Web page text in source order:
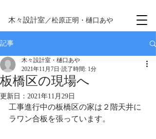
木々設計室 ／松原正明・樋口あや
記事
板橋区の現場へ
木々設計室・樋口あや
2021年11月7日 読了時間: 1分
更新日： 2021年11月29日
工事進行中の板橋区の家は２階天井に
ラワン合板を張っています。